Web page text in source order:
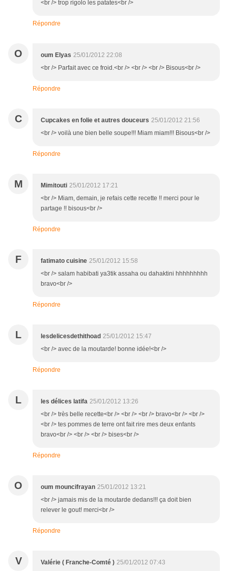
<br /> trop rigolo les patates<br />
Répondre
O oum Elyas 25/01/2012 22:08
<br /> Parfait avec ce froid.<br /> <br /> <br /> Bisous<br />
Répondre
C Cupcakes en folie et autres douceurs 25/01/2012 21:56
<br /> voilà une bien belle soupe!!! Miam miam!!! Bisous<br />
Répondre
M Mimitouti 25/01/2012 17:21
<br /> Miam, demain, je refais cette recette !! merci pour le
partage !! bisous<br />
Répondre
F fatimato cuisine 25/01/2012 15:58
<br /> salam habibati ya3tik assaha ou dahaktini hhhhhhhhh
bravo<br />
Répondre
L lesdelicesdethithoad 25/01/2012 15:47
<br /> avec de la moutarde! bonne idée!<br />
Répondre
L les délices latifa 25/01/2012 13:26
<br /> très belle recette<br /> <br /> <br /> bravo<br /> <br />
<br /> tes pommes de terre ont fait rire mes deux enfants
bravo<br /> <br /> <br /> bises<br />
Répondre
O oum mouncifrayan 25/01/2012 13:21
<br /> jamais mis de la moutarde dedans!!! ça doit bien
relever le gout! merci<br />
Répondre
V Valérie ( Franche-Comté ) 25/01/2012 07:43